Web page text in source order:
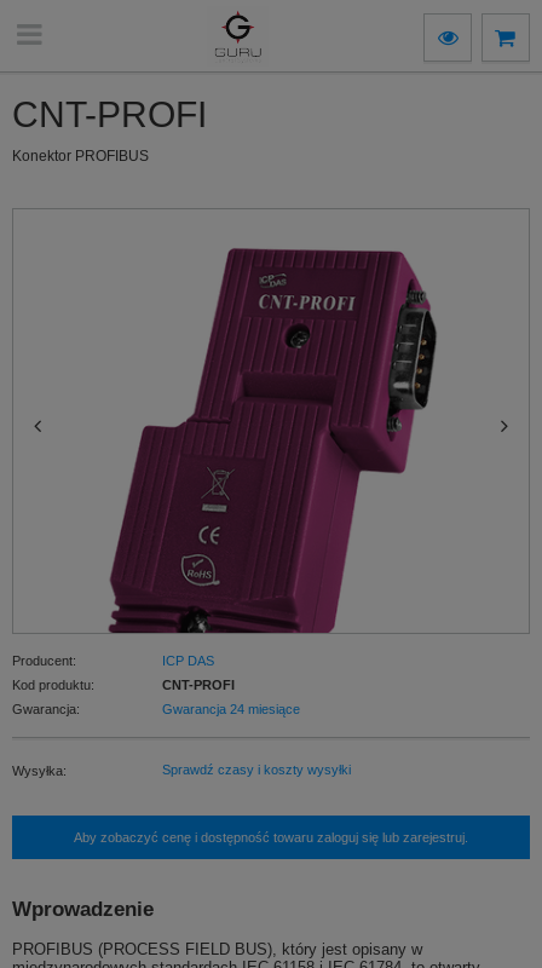
CNT-PROFI
Konektor PROFIBUS
Producent:
ICP DAS
Kod produktu:
CNT-PROFI
Gwarancja:
Gwarancja 24 miesiące
Wysyłka: Sprawdź czasy i koszty wysyłki
Aby zobaczyć cenę i dostępność towaru zaloguj się lub zarejestruj.
Wprowadzenie
PROFIBUS (PROCESS FIELD BUS), który jest opisany w